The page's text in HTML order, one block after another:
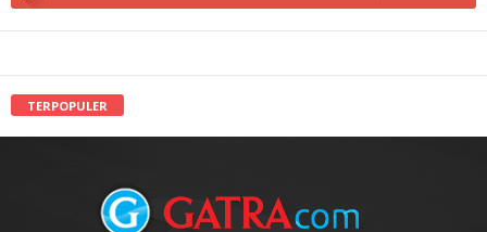
TERPOPULER